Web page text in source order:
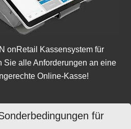
onRetail Kassensystem für
Sie alle Anforderungen an eine
Online-Kasse!
für